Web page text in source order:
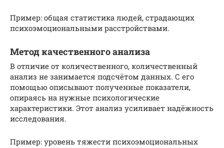
Пример: общая статистика людей, страдающих
психоэмоциональными расстройствами.
Метод качественного анализа
В отличие от количественного, количественный
анализ не занимается подсчётом данных. С его
помощью описывают полученные показатели,
опираясь на нужные психологические
характеристики. Этот анализ усиливает надёжность
исследования.
Пример: уровень тяжести психоэмоциональных